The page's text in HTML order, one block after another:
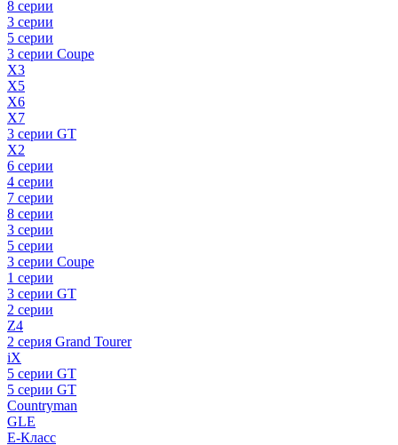
8 серии
3 серии
5 серии
3 серии Coupe
X3
X5
X6
X7
3 серии GT
X2
6 серии
4 серии
7 серии
8 серии
3 серии
5 серии
3 серии Coupe
1 серии
3 серии GT
2 серии
Z4
2 серия Grand Tourer
iX
5 серии GT
5 серии GT
Countryman
GLE
E-Класс